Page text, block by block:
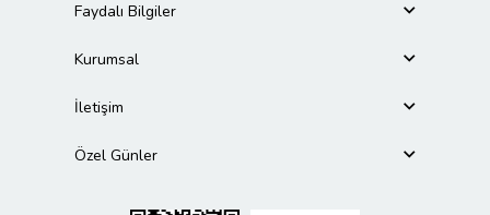
Faydalı Bilgiler
Kurumsal
İletişim
Özel Günler